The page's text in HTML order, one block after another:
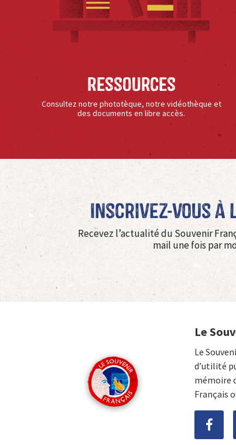
Ressources
Consultez notre phototèque, notre vidéothèque et
des documents en libre accès.
Inscrivez-vous à
Recevez l’actualité du Souvenir
mail une fois par
Le
Le
d’utilité
mémoire
Français